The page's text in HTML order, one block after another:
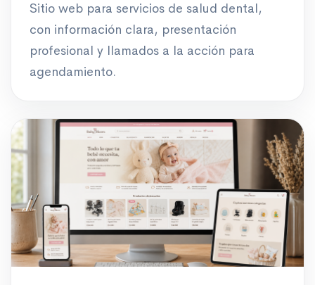
Sitio web para servicios de salud dental,
con información clara, presentación
profesional y llamados a la acción para
agendamiento.